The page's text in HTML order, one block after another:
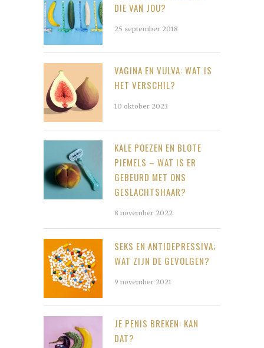
DIE VAN JOU?
25 september 2018
VAGINA EN VULVA: WAT IS
HET VERSCHIL?
10 oktober 2023
KALE POEZEN EN BLOTE
PIEMELS – WAT IS ER
GEBEURD MET ONS
GESLACHTSHAAR?
8 november 2022
SEKS EN ANTIDEPRESSIVA;
WAT ZIJN DE GEVOLGEN?
9 november 2021
JE PENIS BREKEN: KAN
DAT?